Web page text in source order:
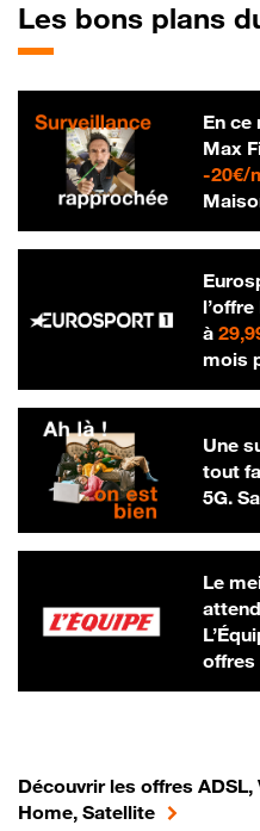
Les bons plans
En ce
Max
-20€/
à
mois
Une
tout
5G.
Le
offres
Découvrir les offres ADSL,
Home, Satellite